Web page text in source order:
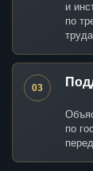
и
по
03
по